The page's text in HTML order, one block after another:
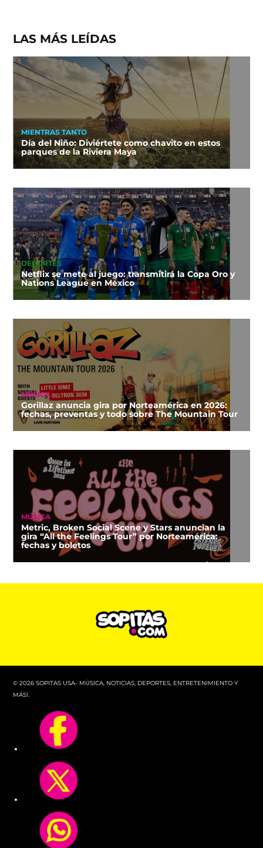
LAS MÁS LEÍDAS
MIENTRAS TANTO
Día del Niño: Diviértete como chavito en estos
parques de la Riviera Maya
DEPORTES
Netflix se mete al juego: transmitirá la Copa Oro y
Nations League en México
MÚSICA
Gorillaz anuncia gira por Norteamérica en 2026:
fechas, preventas y todo sobre The Mountain Tour
MÚSICA
Metric, Broken Social Scene y Stars anuncian la
gira “All the Feelings Tour” por Norteamérica:
fechas y boletos
© 2026 SOPITAS USA- MÚSICA, NOTICIAS, DEPORTES, ENTRETENIMIENTO Y
MÁS!.